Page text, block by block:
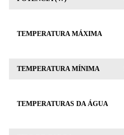
TEMPERATURA MÁXIMA
TEMPERATURA MÍNIMA
TEMPERATURAS DA ÁGUA